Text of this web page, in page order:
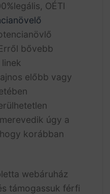
OÉTI
bővebb
előbb vagy
úgy a
korábban
webáruház
támogassuk férfi